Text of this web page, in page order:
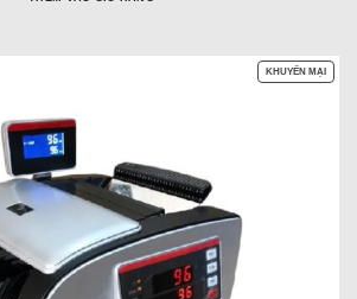
KHUYẾN MẠI SẢN
PHẨM